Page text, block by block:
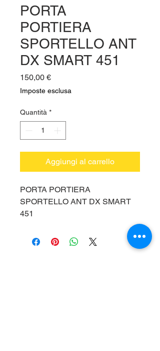
PORTA
PORTIERA
SPORTELLO ANT
DX SMART 451
150,00 €Prezzo
Imposte esclusa
Quantità *
Aggiungi al carrello
PORTA PORTIERA
SPORTELLO ANT DX SMART
451